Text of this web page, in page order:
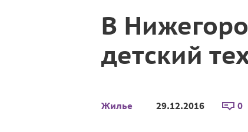
В
детский
Жилье 29.12.2016 0